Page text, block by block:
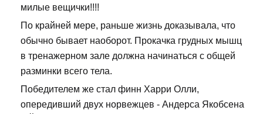
милые вещички!!!!
По крайней мере, раньше жизнь доказывала, что
обычно бывает наоборот. Прокачка грудных мышц
в тренажерном зале должна начинаться с общей
разминки всего тела.
Победителем же стал финн Харри Олли,
опередивший двух норвежцев - Андерса Якобсена